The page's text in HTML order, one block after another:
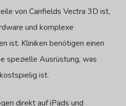
von Canfields Vectra 3D ist,
und komplexe
ist. Kliniken benötigen einen
spezielle Ausrüstung, was
ist.
direkt auf iPads und